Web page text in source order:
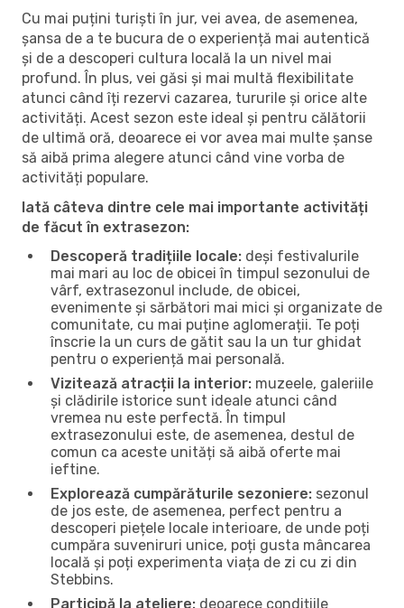
Cu mai puțini turiști în jur, vei avea, de asemenea,
șansa de a te bucura de o experiență mai autentică
și de a descoperi cultura locală la un nivel mai
profund. În plus, vei găsi și mai multă flexibilitate
atunci când îți rezervi cazarea, tururile și orice alte
activități. Acest sezon este ideal și pentru călătorii
de ultimă oră, deoarece ei vor avea mai multe șanse
să aibă prima alegere atunci când vine vorba de
activități populare.
Iată câteva dintre cele mai importante activități
de făcut în extrasezon:
Descoperă tradițiile locale: deși festivalurile
mai mari au loc de obicei în timpul sezonului de
vârf, extrasezonul include, de obicei,
evenimente și sărbători mai mici și organizate de
comunitate, cu mai puține aglomerații. Te poți
înscrie la un curs de gătit sau la un tur ghidat
pentru o experiență mai personală.
Vizitează atracții la interior: muzeele, galeriile
și clădirile istorice sunt ideale atunci când
vremea nu este perfectă. În timpul
extrasezonului este, de asemenea, destul de
comun ca aceste unități să aibă oferte mai
ieftine.
Explorează cumpărăturile sezoniere: sezonul
de jos este, de asemenea, perfect pentru a
descoperi piețele locale interioare, de unde poți
cumpăra suveniruri unice, poți gusta mâncarea
locală și poți experimenta viața de zi cu zi din
Stebbins.
Participă la ateliere: deoarece condițiile